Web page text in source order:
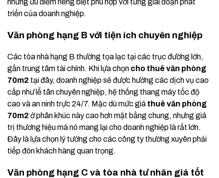
triển của doanh nghiệp.
Văn phòng hạng B với tiện ích chuyên nghiệp
Các tòa nhà hạng B thường tọa lạc tại các trục đường lớn,
gần trung tâm tài chính. Khi lựa chọn cho thuê văn phòng
70m2 tại đây, doanh nghiệp sẽ được hưởng các dịch vụ cao
cấp như lễ tân chuyên nghiệp, hệ thống thang máy tốc độ
cao và an ninh trực 24/7. Mặc dù mức giá thuê văn phòng
70m2 ở phân khúc này cao hơn mặt bằng chung, nhưng giá
trị thương hiệu mà nó mang lại cho doanh nghiệp là rất lớn.
Đây là lựa chọn lý tưởng cho các công ty thường xuyên phải
tiếp đón khách hàng quan trọng.
Văn phòng hạng C và tòa nhà tư nhân giá tốt